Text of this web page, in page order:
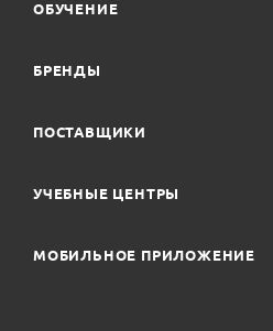
ОБУЧЕНИЕ
БРЕНДЫ
ПОСТАВЩИКИ
УЧЕБНЫЕ ЦЕНТРЫ
МОБИЛЬНОЕ ПРИЛОЖЕНИЕ